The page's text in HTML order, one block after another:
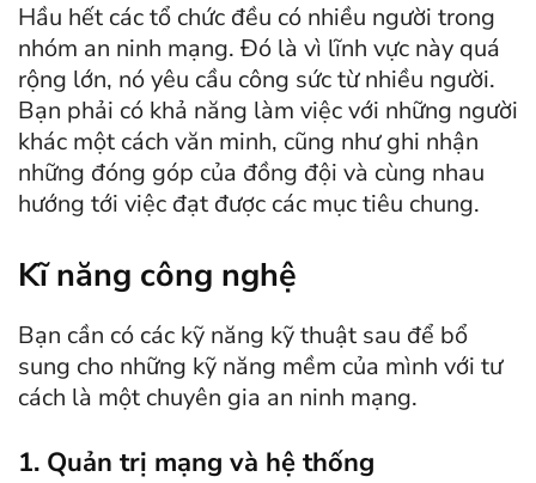
Hầu hết các tổ chức đều có nhiều người trong
nhóm an ninh mạng. Đó là vì lĩnh vực này quá
rộng lớn, nó yêu cầu công sức từ nhiều người.
Bạn phải có khả năng làm việc với những người
khác một cách văn minh, cũng như ghi nhận
những đóng góp của đồng đội và cùng nhau
hướng tới việc đạt được các mục tiêu chung.
Kĩ năng công nghệ
Bạn cần có các kỹ năng kỹ thuật sau để bổ
sung cho những kỹ năng mềm của mình với tư
cách là một chuyên gia an ninh mạng.
1. Quản trị mạng và hệ thống